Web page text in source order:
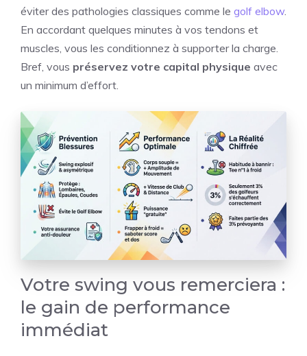
éviter des pathologies classiques comme le golf elbow.
En accordant quelques minutes à vos tendons et
muscles, vous les conditionnez à supporter la charge.
Bref, vous préservez votre capital physique avec
un minimum d’effort.
Votre swing vous remerciera :
le gain de performance
immédiat